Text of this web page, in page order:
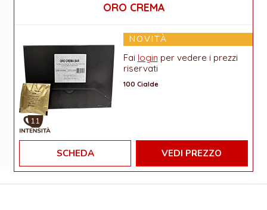
ORO CREMA
11
NOVITÀ
Fai login per vedere i prezzi
riservati
100 Cialde
SCHEDA VEDI PREZZO